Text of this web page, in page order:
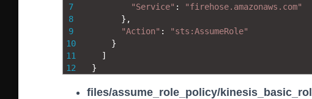
7
8
9
10
11
12
"Service" :
"firehose.amazonaws.com"
} ,
"Action" :
"sts:AssumeRole"
}
]
}
files/assume_role_policy/